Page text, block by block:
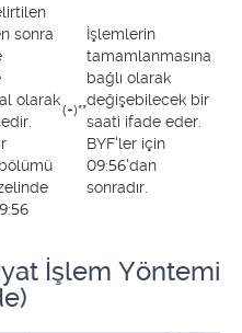
sonra
olarak
(+)**
İşlemlerin
tamamlanmasına
bağlı olarak
değişebilecek bir
saati ifade eder.
BYF'ler için
09:56'dan
sonradır.
İşlem Yöntemi